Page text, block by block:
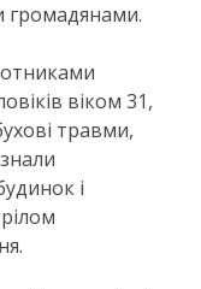
громадянами.
віком 31,
травми,
і